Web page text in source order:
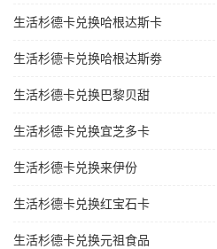
生活杉德卡兑换哈根达斯卡
生活杉德卡兑换哈根达斯劵
生活杉德卡兑换巴黎贝甜
生活杉德卡兑换宜芝多卡
生活杉德卡兑换来伊份
生活杉德卡兑换红宝石卡
生活杉德卡兑换元祖食品